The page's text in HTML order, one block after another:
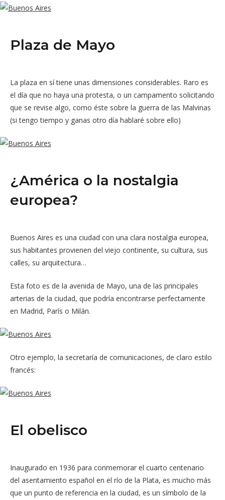
Plaza de Mayo
La plaza en sí tiene unas dimensiones considerables. Raro es
el día que no haya una protesta, o un campamento solicitando
que se revise algo, como éste sobre la guerra de las Malvinas
(si tengo tiempo y ganas otro día hablaré sobre ello)
¿América o la nostalgia
europea?
Buenos Aires es una ciudad con una clara nostalgia europea,
sus habitantes provienen del viejo continente, su cultura, sus
calles, su arquitectura…
Esta foto es de la avenida de Mayo, una de las principales
arterias de la ciudad, que podría encontrarse perfectamente
en Madrid, París o Milán.
Otro ejemplo, la secretaría de comunicaciones, de claro estilo
francés:
El obelisco
Inaugurado en 1936 para conmemorar el cuarto centenario
del asentamiento español en el río de la Plata, es mucho más
que un punto de referencia en la ciudad, es un símbolo de la